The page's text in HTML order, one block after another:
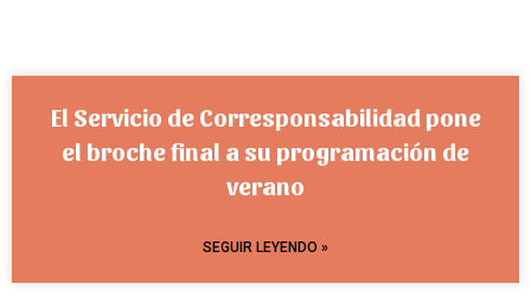
El Servicio de Corresponsabilidad pone
el broche final a su programación de
verano
SEGUIR LEYENDO »